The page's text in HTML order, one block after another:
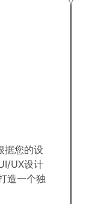
据您的设
UX设计
造一个独